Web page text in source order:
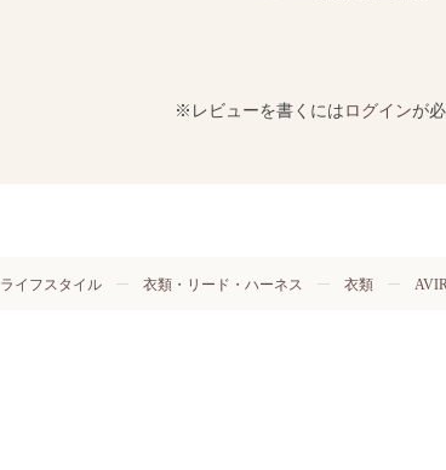
※レビューを書くにはログインが
ライフスタイル 衣類・リード・ハーネス 衣類